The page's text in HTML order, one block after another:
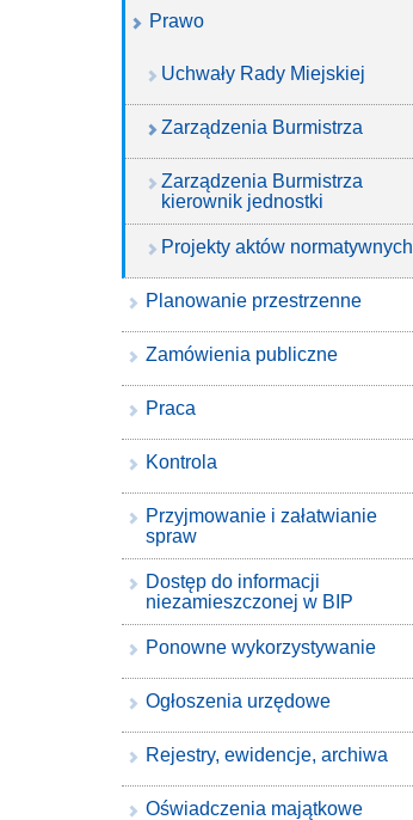
Prawo
Uchwały Rady Miejskiej
Zarządzenia Burmistrza
Zarządzenia Burmistrza
kierownik jednostki
Projekty aktów normatywnych
Planowanie przestrzenne
Zamówienia publiczne
Praca
Kontrola
Przyjmowanie i załatwianie
spraw
Dostęp do informacji
niezamieszczonej w BIP
Ponowne wykorzystywanie
Ogłoszenia urzędowe
Rejestry, ewidencje, archiwa
Oświadczenia majątkowe